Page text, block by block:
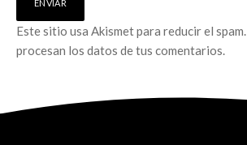
Este sitio usa Akismet para reducir el spam.
procesan los datos de tus comentarios.